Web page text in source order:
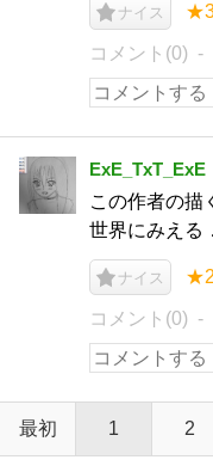
ナイス
コメント(0)
ExE_TxT_ExE
この作者の描
世界にみえる
ナイス ★2
コメント(0)
最初 1 2